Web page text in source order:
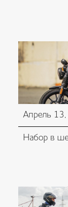
Апрель
Набор в